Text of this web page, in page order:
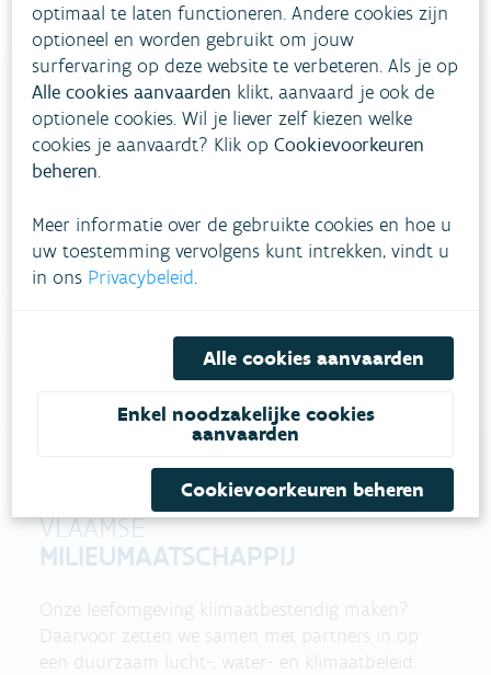
Heb je vragen?
Niet gevonden wat je zocht? Vul ons
contactformulier in
Bel gratis 1700
VLAAMSE
MILIEUMAATSCHAPPIJ
Onze leefomgeving klimaatbestendig maken?
Daarvoor zetten we samen met partners in op
een duurzaam lucht-, water- en klimaatbeleid.
optimaal te laten functioneren. Andere cookies zijn
optioneel en worden gebruikt om jouw
surfervaring op deze website te verbeteren. Als je op
Alle cookies aanvaarden klikt, aanvaard je ook de
optionele cookies. Wil je liever zelf kiezen welke
cookies je aanvaardt? Klik opCookievoorkeuren
beheren.
Meer informatie over de gebruikte cookies en hoe u
uw toestemming vervolgens kunt intrekken, vindt u
in ons Privacybeleid.
Alle cookies aanvaarden
Enkel noodzakelijke cookies
aanvaarden
Cookievoorkeuren beheren